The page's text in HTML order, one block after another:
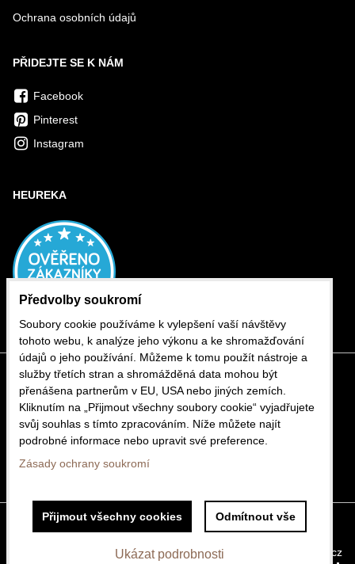
Filtrovat produkty
Ochrana osobních údajů
PŘIDEJTE SE K NÁM
Facebook
Pinterest
Instagram
HEUREKA
Předvolby soukromí Zásady ochrany soukromí
Vytvořeno systémem: ByznysWeb.cz
Předvolby soukromí
Soubory cookie používáme k vylepšení vaší návštěvy
tohoto webu, k analýze jeho výkonu a ke shromažďování
údajů o jeho používání. Můžeme k tomu použít nástroje a
služby třetích stran a shromážděná data mohou být
přenášena partnerům v EU, USA nebo jiných zemích.
Kliknutím na „Přijmout všechny soubory cookie“ vyjadřujete
svůj souhlas s tímto zpracováním. Níže můžete najít
podrobné informace nebo upravit své preference.
Zásady ochrany soukromí
Ukázat podrobnosti
Přijmout všechny cookies Odmítnout vše